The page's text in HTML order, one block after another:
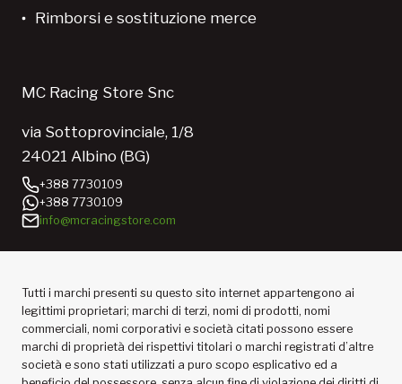
Rimborsi e sostituzione merce
MC Racing Store Snc
via Sottoprovinciale, 1/8
24021 Albino (BG)
+388 7730109
+388 7730109
info@mcracingstore.com
Tutti i marchi presenti su questo sito internet appartengono ai
legittimi proprietari; marchi di terzi, nomi di prodotti, nomi
commerciali, nomi corporativi e società citati possono essere
marchi di proprietà dei rispettivi titolari o marchi registrati d’altre
società e sono stati utilizzati a puro scopo esplicativo ed a